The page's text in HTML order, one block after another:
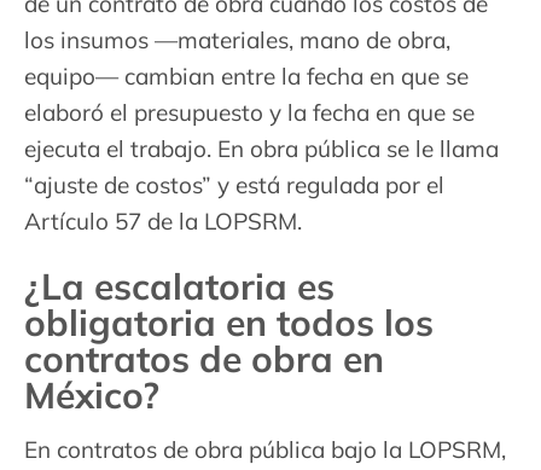
los insumos —materiales, mano de obra,
equipo— cambian entre la fecha en que se
elaboró el presupuesto y la fecha en que se
ejecuta el trabajo. En obra pública se le llama
“ajuste de costos” y está regulada por el
Artículo 57 de la LOPSRM.
¿La escalatoria es
obligatoria en todos los
contratos de obra en
México?
En contratos de obra pública bajo la LOPSRM,